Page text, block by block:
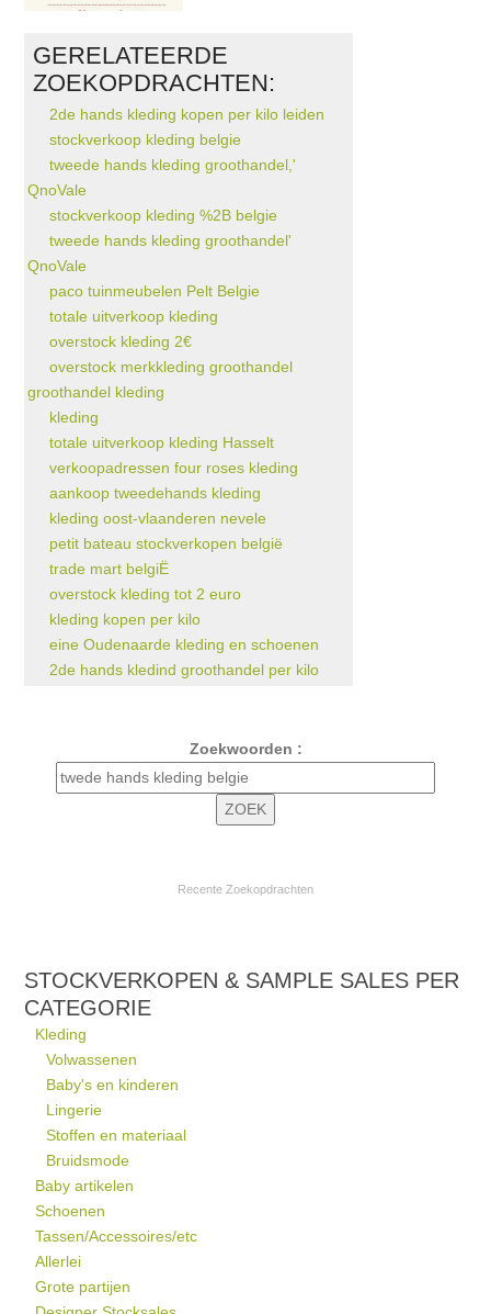
GERELATEERDE
ZOEKOPDRACHTEN:
2de hands kleding kopen per kilo leiden
stockverkoop kleding belgie
tweede hands kleding groothandel,'
QnoVale
stockverkoop kleding %2B belgie
tweede hands kleding groothandel'
QnoVale
paco tuinmeubelen Pelt Belgie
totale uitverkoop kleding
overstock kleding 2€
overstock merkkleding groothandel
groothandel kleding
kleding
totale uitverkoop kleding Hasselt
verkoopadressen four roses kleding
aankoop tweedehands kleding
kleding oost-vlaanderen nevele
petit bateau stockverkopen belgië
trade mart belgiË
overstock kleding tot 2 euro
kleding kopen per kilo
eine Oudenaarde kleding en schoenen
2de hands kledind groothandel per kilo
Zoekwoorden :
Recente Zoekopdrachten
STOCKVERKOPEN & SAMPLE SALES PER
CATEGORIE
Kleding
Volwassenen
Baby's en kinderen
Lingerie
Stoffen en materiaal
Bruidsmode
Baby artikelen
Schoenen
Tassen/Accessoires/etc
Allerlei
Grote partijen